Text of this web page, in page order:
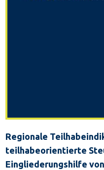
Regionale
teilhabeorientierte
Eingliederungshilfe